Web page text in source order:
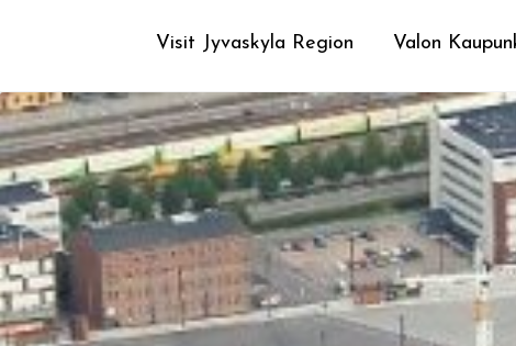
Visit Jyvaskyla Region Valon